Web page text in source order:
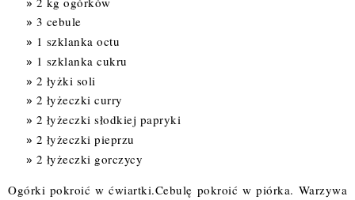
3 cebule
1 szklanka octu
1 szklanka cukru
2 łyżki soli
2 łyżeczki curry
2 łyżeczki słodkiej papryki
2 łyżeczki pieprzu
2 łyżeczki gorczycy
Ogórki pokroić w ćwiartki.Cebulę pokroić w piórka. Warzywa